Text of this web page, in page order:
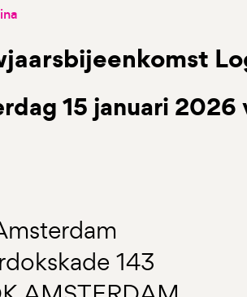
15 januari
143